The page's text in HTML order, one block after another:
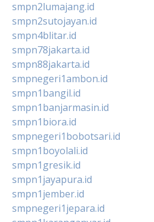
smpn2lumajang.id
smpn2sutojayan.id
smpn4blitar.id
smpn78jakarta.id
smpn88jakarta.id
smpnegeri1ambon.id
smpn1bangil.id
smpn1banjarmasin.id
smpn1biora.id
smpnegeri1bobotsari.id
smpn1boyolali.id
smpn1gresik.id
smpn1jayapura.id
smpn1jember.id
smpnegeri1jepara.id